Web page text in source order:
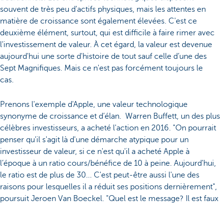
souvent de très peu d'actifs physiques, mais les attentes en
matière de croissance sont également élevées. C'est ce
deuxième élément, surtout, qui est difficile à faire rimer avec
l'investissement de valeur. À cet égard, la valeur est devenue
aujourd'hui une sorte d'histoire de tout sauf celle d’une des
Sept Magnifiques. Mais ce n'est pas forcément toujours le
cas.
Prenons l'exemple d'Apple, une valeur technologique
synonyme de croissance et d’élan. Warren Buffett, un des plus
célèbres investisseurs, a acheté l'action en 2016. "On pourrait
penser qu'il s'agit là d'une démarche atypique pour un
investisseur de valeur, si ce n'est qu'il a acheté Apple à
l’époque à un ratio cours/bénéfice de 10 à peine. Aujourd'hui,
le ratio est de plus de 30... C'est peut-être aussi l'une des
raisons pour lesquelles il a réduit ses positions dernièrement",
poursuit Jeroen Van Boeckel. "Quel est le message? Il est faux